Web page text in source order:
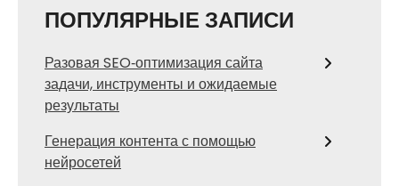
ПОПУЛЯРНЫЕ ЗАПИСИ
Разовая SEO‑оптимизация сайта
задачи, инструменты и ожидаемые
результаты
Генерация контента с помощью
нейросетей